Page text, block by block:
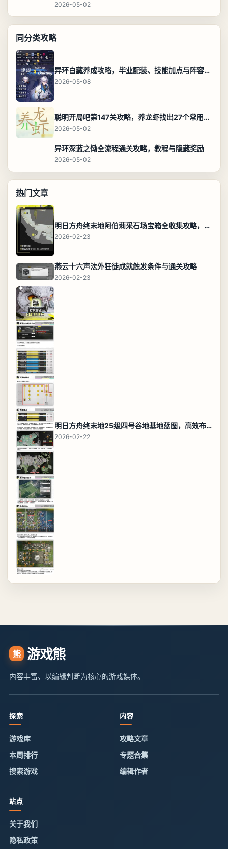
2026-05-02
同分类攻略
异环白藏养成攻略，毕业配装、技能加点与阵容搭配保姆级解析
2026-05-08
聪明开局吧第147关攻略，养龙虾找出27个常用字通关答案
2026-05-02
异环深蓝之恸全流程通关攻略，教程与隐藏奖励
2026-05-02
热门文章
明日方舟终末地阿伯莉采石场宝箱全收集攻略，全点位分布图与路线
2026-02-23
燕云十六声法外狂徒成就触发条件与通关攻略
2026-02-23
明日方舟终末地25级四号谷地基地蓝图，高效布局规划
2026-02-22
熊 游戏熊
内容丰富、以编辑判断为核心的游戏媒体。
探索
游戏库
本周排行
搜索游戏
内容
攻略文章
专题合集
编辑作者
站点
关于我们
隐私政策